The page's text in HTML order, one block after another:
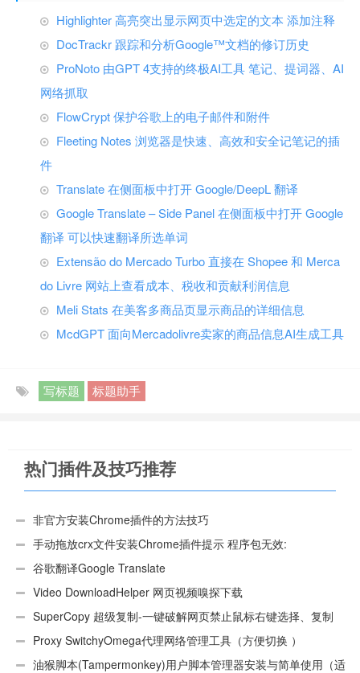
Highlighter 高亮突出显示网页中选定的文本 添加注释
DocTrackr 跟踪和分析Google™文档的修订历史
ProNoto 由GPT 4支持的终极AI工具 笔记、提词器、AI
网络抓取
FlowCrypt 保护谷歌上的电子邮件和附件
Fleeting Notes 浏览器是快速、高效和安全记笔记的插
件
Translate 在侧面板中打开 Google/DeepL 翻译
Google Translate – Side Panel 在侧面板中打开 Google
翻译 可以快速翻译所选单词
Extensão do Mercado Turbo 直接在 Shopee 和 Merca
do Livre 网站上查看成本、税收和贡献利润信息
Meli Stats 在美客多商品页显示商品的详细信息
McdGPT 面向Mercadolivre卖家的商品信息AI生成工具
写标题 标题助手
热门插件及技巧推荐
非官方安装Chrome插件的方法技巧
手动拖放crx文件安装Chrome插件提示 程序包无效:
“CEX_HEADER_INVALID”的解决办法
谷歌翻译Google Translate
Video DownloadHelper 网页视频嗅探下载
SuperCopy 超级复制-一键破解网页禁止鼠标右键选择、复制
Proxy SwitchyOmega代理网络管理工具（方便切换 ）
油猴脚本(Tampermonkey)用户脚本管理器安装与简单使用（适